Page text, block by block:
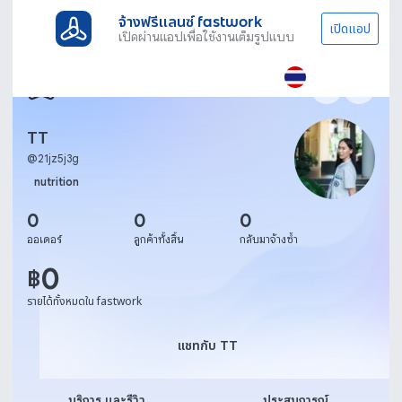
จ้างฟรีแลนซ์ fastwork
เปิดผ่านแอปเพื่อใช้งานเต็มรูปแบบ เปิดแอป
TT
@21jz5j3g
nutrition
0
ออเดอร์
0
ลูกค้าทั้งสิ้น
0
กลับมาจ้างซ้ำ
฿0
รายได้ทั้งหมดใน fastwork
แชทกับ TT